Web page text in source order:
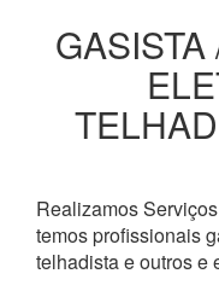
Realizamos
temos profissionais
telhadista e outros e